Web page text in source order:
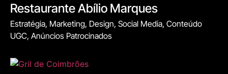
Restaurante Abílio Marques
Estratégia, Marketing, Design, Social Media, Conteúdo
UGC, Anúncios Patrocinados